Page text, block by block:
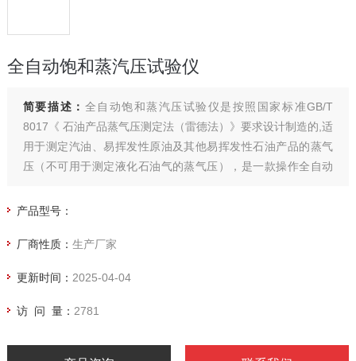
全自动饱和蒸汽压试验仪
简要描述： 全自动饱和蒸汽压试验仪是按照国家标准GB/T
8017《 石油产品蒸气压测定法（雷德法）》要求设计制造的,适
用于测定汽油、易挥发性原油及其他易挥发性石油产品的蒸气
压（不可用于测定液化石油气的蒸气压），是一款操作全自动
产品型号：
厂商性质： 生产厂家
更新时间： 2025-04-04
访 问 量： 2781